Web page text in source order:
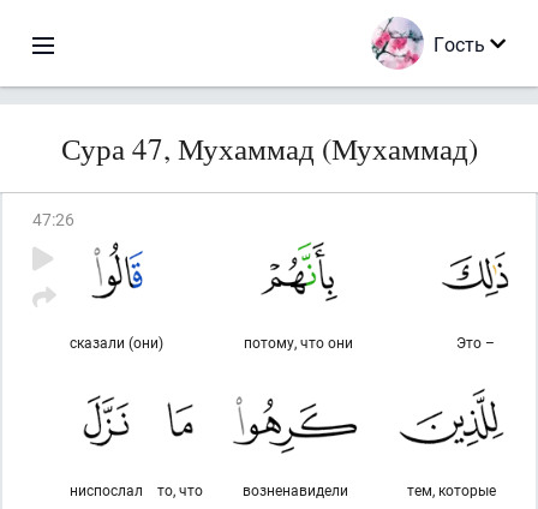
Гость
Сура 47, Мухаммад (Мухаммад)
47:26
Это –
потому, что они
сказали (они)
тем, которые
возненавидели
то, что
ниспослал